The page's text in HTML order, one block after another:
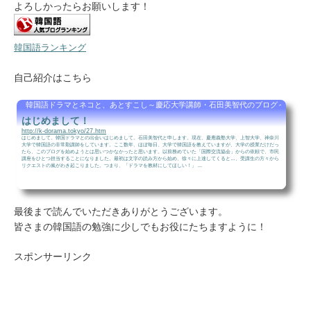
よろしかったらお願いします！
韓国語ランキング
自己紹介はこちら
韓国語ドラマとネコと、あとすこし～慶応大学講師・石田美智代のブログ～
はじめまして！
http://k-dorama.tokyo/27.htm
はじめまして。韓国ドラマとの出会いはじめまして。石田美智代と申します。現在、慶應義塾大学、上智大学、神奈川
大学で韓国語の非常勤講師をしています。ここ数年、ほぼ毎日、大学で韓国語を教えていますが、大学の授業だけだっ
たら、このブログを始めようとは思いつかなかったと思います。以前務めていた「国際交流協会」からの依頼で、市民
講座をひとつ担当することになりました。最初は文字の読み方から始め、徐々に上達してくると…、受講生の方々から
リクエストの嵐がわき起こりました。つまり、「ドラマを教材にしてほしい！」 ...
最後まで読んでいただきありがとうございます。
皆さまの韓国語の勉強に少しでもお役にたちますように！
スポンサーリンク